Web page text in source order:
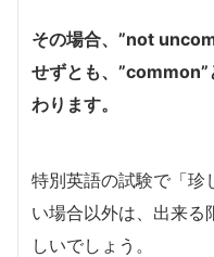
その場合、”not
せずとも、”common”
わります。
特別英語の試験で「珍
い場合以外は、出来る
しいでしょう。